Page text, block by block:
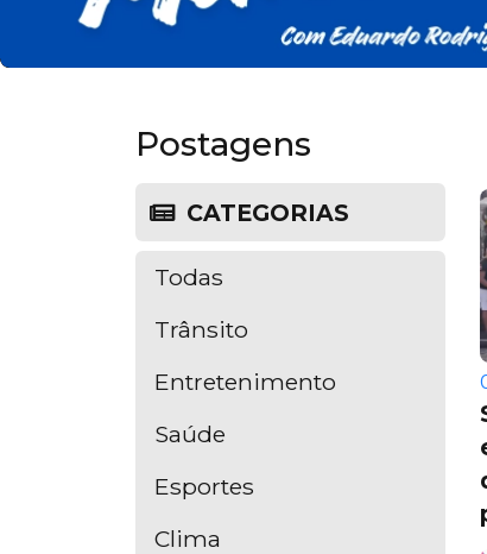
Postagens
CATEGORIAS
Todas
Trânsito
Entretenimento
Saúde
Esportes
Clima